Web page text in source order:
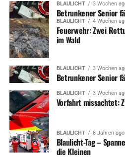
RELATED TOPICS: NEWS TERMINE
UP NEXT
Ruhrbike-Festival: Radsportler
Harkortberg
DON'T MISS
Sparkasse begrüßt vier neue
BLAULICHT 3 Wochen
Betrunkener Senior
BLAULICHT 4 Wochen
Feuerwehr: Zwei
im Wald
BLAULICHT 3 Wochen
Betrunkener Senior
BLAULICHT 3 Wochen
Vorfahrt missachtet:
BLAULICHT 8 Jahren ago
Blaulicht-Tag –
die Kleinen